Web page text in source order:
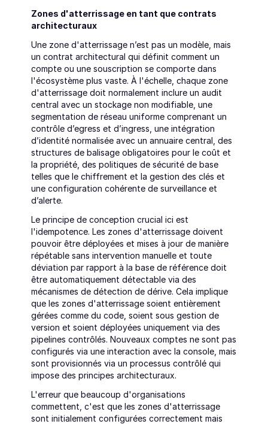
Zones d'atterrissage en tant que contrats
architecturaux
Une zone d'atterrissage n’est pas un modèle, mais
un contrat architectural qui définit comment un
compte ou une souscription se comporte dans
l'écosystème plus vaste. À l'échelle, chaque zone
d'atterrissage doit normalement inclure un audit
central avec un stockage non modifiable, une
segmentation de réseau uniforme comprenant un
contrôle d’egress et d’ingress, une intégration
d’identité normalisée avec un annuaire central, des
structures de balisage obligatoires pour le coût et
la propriété, des politiques de sécurité de base
telles que le chiffrement et la gestion des clés et
une configuration cohérente de surveillance et
d’alerte.
Le principe de conception crucial ici est
l'idempotence. Les zones d'atterrissage doivent
pouvoir être déployées et mises à jour de manière
répétable sans intervention manuelle et toute
déviation par rapport à la base de référence doit
être automatiquement détectable via des
mécanismes de détection de dérive. Cela implique
que les zones d'atterrissage soient entièrement
gérées comme du code, soient sous gestion de
version et soient déployées uniquement via des
pipelines contrôlés. Nouveaux comptes ne sont pas
configurés via une interaction avec la console, mais
sont provisionnés via un processus contrôlé qui
impose des principes architecturaux.
L'erreur que beaucoup d'organisations
commettent, c'est que les zones d'atterrissage
sont initialement configurées correctement mais